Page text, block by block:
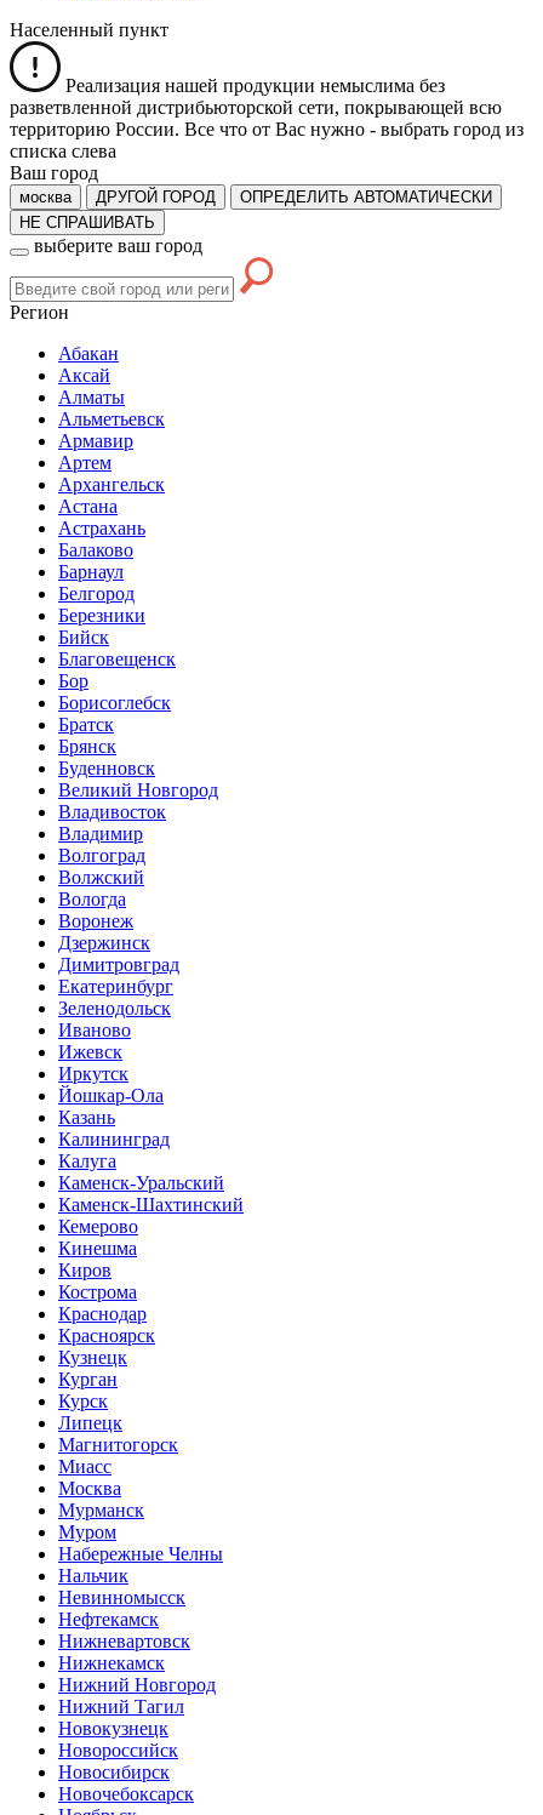
Населенный пункт
Реализация нашей продукции немыслима без
разветвленной дистрибьюторской сети, покрывающей всю
территорию России. Все что от Вас нужно - выбрать город из
списка слева
Ваш город
москва ДРУГОЙ ГОРОД
ОПРЕДЕЛИТЬ АВТОМАТИЧЕСКИ
НЕ СПРАШИВАТЬ
выберите ваш город
Регион
Абакан
Аксай
Алматы
Альметьевск
Армавир
Артем
Архангельск
Астана
Астрахань
Балаково
Барнаул
Белгород
Березники
Бийск
Благовещенск
Бор
Борисоглебск
Братск
Брянск
Буденновск
Великий Новгород
Владивосток
Владимир
Волгоград
Волжский
Вологда
Воронеж
Дзержинск
Димитровград
Екатеринбург
Зеленодольск
Иваново
Ижевск
Иркутск
Йошкар-Ола
Казань
Калининград
Калуга
Каменск-Уральский
Каменск-Шахтинский
Кемерово
Кинешма
Киров
Кострома
Краснодар
Красноярск
Кузнецк
Курган
Курск
Липецк
Магнитогорск
Миасс
Москва
Мурманск
Муром
Набережные Челны
Нальчик
Невинномысск
Нефтекамск
Нижневартовск
Нижнекамск
Нижний Новгород
Нижний Тагил
Новокузнецк
Новороссийск
Новосибирск
Новочебоксарск